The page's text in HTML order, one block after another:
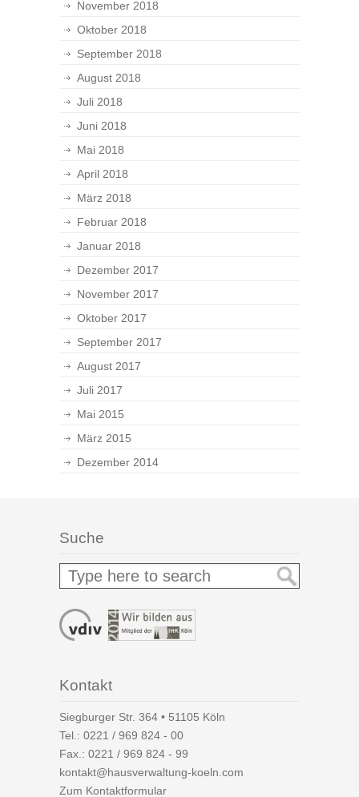
November 2018
Oktober 2018
September 2018
August 2018
Juli 2018
Juni 2018
Mai 2018
April 2018
März 2018
Februar 2018
Januar 2018
Dezember 2017
November 2017
Oktober 2017
September 2017
August 2017
Juli 2017
Mai 2015
März 2015
Dezember 2014
Suche
Kontakt
Siegburger Str. 364 • 51105 Köln
Tel.: 0221 / 969 824 - 00
Fax.: 0221 / 969 824 - 99
kontakt@hausverwaltung-koeln.com
Zum Kontaktformular